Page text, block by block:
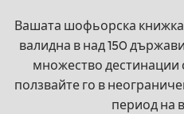
Вашата шофьорска
валидна в над 150
множество дестинации
ползвайте го в
период на